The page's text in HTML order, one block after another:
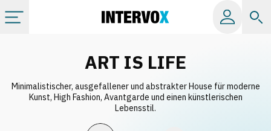
Alle Alben
ART IS LIFE
Minimalistischer, ausgefallener und abstrakter House für moderne
Kunst, High Fashion, Avantgarde und einen künstlerischen
Lebensstil.